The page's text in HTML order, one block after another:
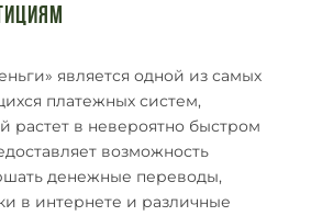
является одной из самых
платежных систем,
растет в невероятно быстром
возможность
денежные переводы,
в интернете и различные